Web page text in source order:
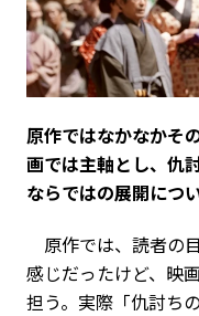
――原作ではなかなか
画では主軸とし、仇
ならではの展開につ
原作では、読者の
感じだったけど、映
担う。実際「仇討ち